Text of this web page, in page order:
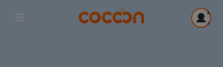
Afficher la navigation principale
Me